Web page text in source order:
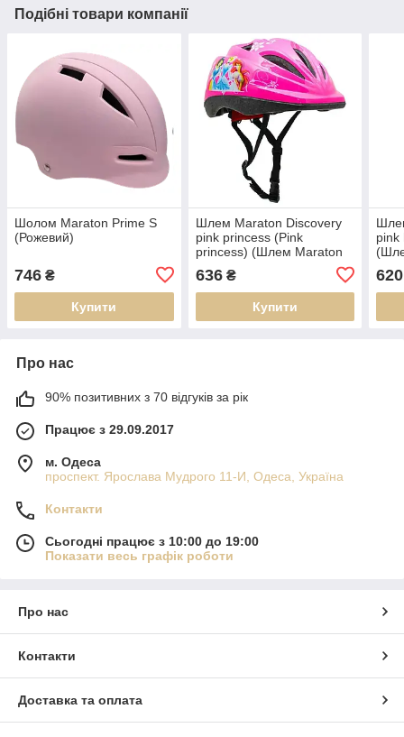
Подібні товари компанії
Шолом Maraton Prime S
(Рожевий)
746 ₴
Купити
Шлем Maraton Discovery
pink princess (Pink
princess) (Шлем Maraton
(Pink princess))
636₴
Купити
pink
620
Про нас
90% позитивних з 70 відгуків за рік
Працює з 29.09.2017
м. Одеса
проспект. Ярослава Мудрого 11-И, Одеса, Україна
Контакти
Сьогодні працює з 10:00 до 19:00
Показати весь графік роботи
Про нас
Контакти
Доставка та оплата